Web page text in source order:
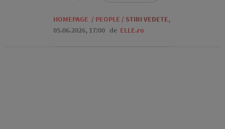
HOMEPAGE / PEOPLE / STIRI VEDETE,
05.06.2026, 17:00 de ELLE.ro